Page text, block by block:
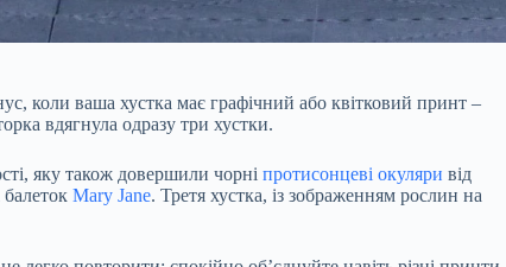
коли ваша хустка має графічний або квітковий принт –
вдягнула одразу три хустки.
яку також довершили чорні протисонцеві окуляри від
Mary Jane. Третя хустка, із зображенням рослин на